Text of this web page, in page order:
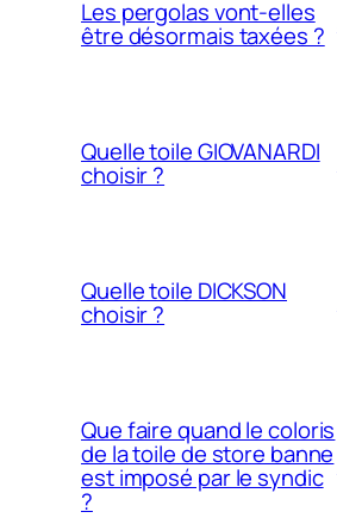
Les pergolas vont-elles
être désormais taxées ?
Quelle toile GIOVANARDI
choisir ?
Quelle toile DICKSON
choisir ?
Que faire quand le coloris
de la toile de store banne
est imposé par le syndic
?